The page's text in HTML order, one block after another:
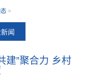
>
闻
建”聚合力 乡村